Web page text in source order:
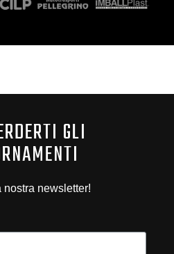
GLI
nostra newsletter!